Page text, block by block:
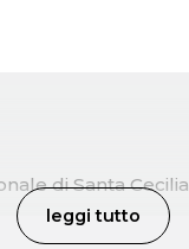
di Santa Cecilia
leggi tutto